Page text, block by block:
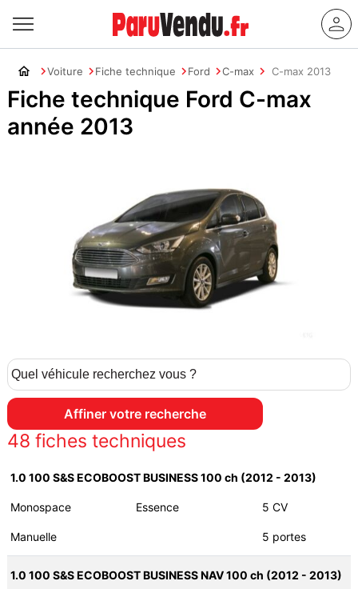
Voiture Fiche technique Ford C-max C-max 2013
Fiche technique Ford C-max
année 2013
48 fiches techniques
1.0 100 S&S ECOBOOST BUSINESS 100 ch (2012 - 2013)
Monospace Essence 5 CV
Manuelle 5 portes
1.0 100 S&S ECOBOOST BUSINESS NAV 100 ch (2012 - 2013)